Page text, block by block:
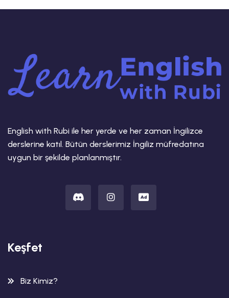
English with Rubi ile her yerde ve her zaman İngilizce
derslerine katıl. Bütün derslerimiz İngiliz müfredatına
uygun bir şekilde planlanmıştır.
Keşfet
Biz Kimiz?